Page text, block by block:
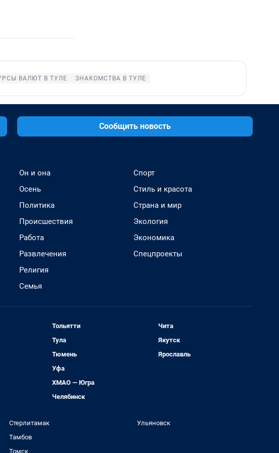
ВАЛЮТ В ТУЛЕ ЗНАКОМСТВА В ТУЛЕ
Сообщить новость
Он и она
Осень
Политика
Происшествия
Работа
Развлечения
Религия
Семья
Спорт
Стиль и красота
Страна и мир
Экология
Экономика
Спецпроекты
Тольятти
Тула
Тюмень
Уфа
ХМАО — Югра
Челябинск
Чита
Якутск
Ярославль
Стерлитамак
Тамбов
Томск
Ульяновск